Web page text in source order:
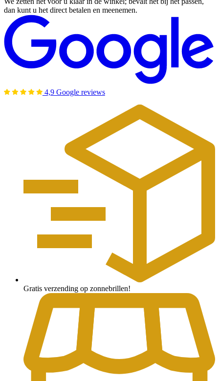
dan kunt u het direct betalen en meenemen.
4,9 Google reviews
Gratis verzending op zonnebrillen!